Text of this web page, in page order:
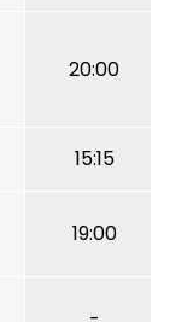
20:00
15:15
19:00